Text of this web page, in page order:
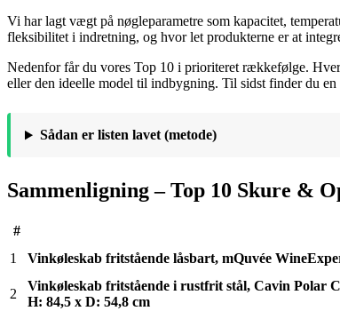
Vi har lagt vægt på nøgleparametre som kapacitet,
fleksibilitet i indretning, og hvor let produkterne er at
Nedenfor får du vores Top 10 i prioriteret rækkefølge.
eller den ideelle model til indbygning. Til sidst finder du
Sådan er listen lavet (metode)
Sammenligning – Top 10 Skure &
#
1
Vinkøleskab fritstående låsbart, mQuvée
2
Vinkøleskab fritstående i rustfrit stål, Cavin Polar
H: 84,5 x D: 54,8 cm